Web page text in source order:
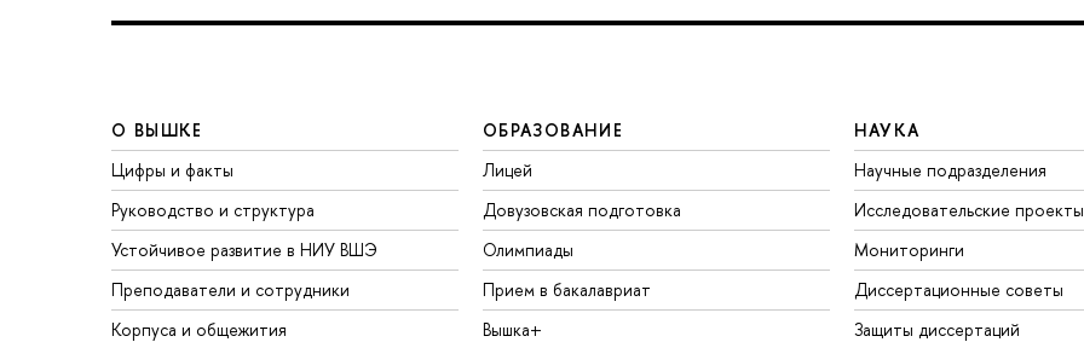
О ВЫШКЕ
Цифры и факты
Руководство и структура
Устойчивое развитие в НИУ ВШЭ
Преподаватели и сотрудники
Корпуса и общежития
ОБРАЗОВАНИЕ
Лицей
Довузовская подготовка
Олимпиады
Прием в бакалавриат
Вышка+
НАУКА
Научные подразделения
Исследовательские проекты
Мониторинги
Диссертационные советы
Защиты диссертаций